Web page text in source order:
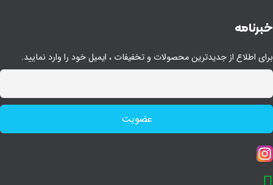
اطلاع از جدیدترین محصولات و تخفیفات ، ایمیل خود را وارد نمایید.